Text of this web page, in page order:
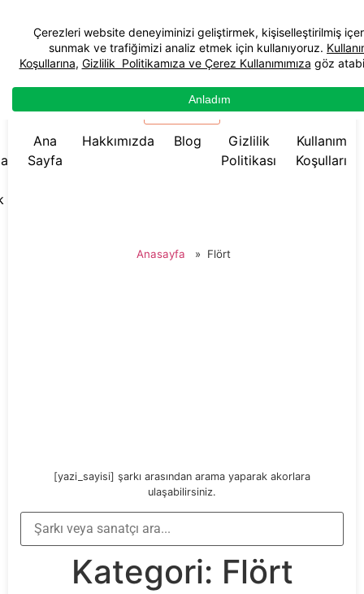
☰ Menü
Ana
Sayfa
Hakkımızda Blog
Gizlilik
Politikası
Kullanım
Koşulları
Anasayfa » Flört
[yazi_sayisi] şarkı arasından arama yaparak akorlara
ulaşabilirsiniz.
Kategori: Flört